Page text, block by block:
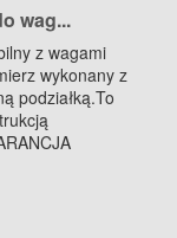
wag...
z wagami
wykonany z
podziałką.To